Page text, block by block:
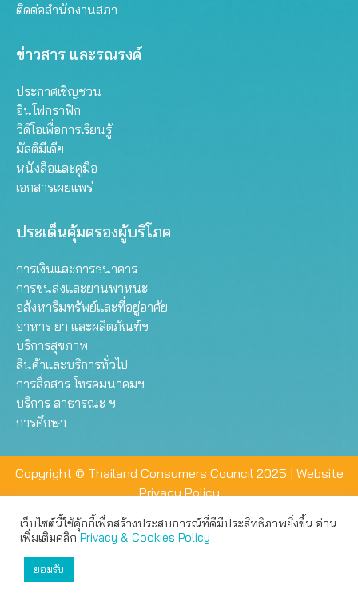
ติดต่อสำนักงานสภา
ข่าวสาร และรณรงค์
ประกาศเชิญชวน
อินโฟกราฟิก
วิดีโอเพื่อการเรียนรู้
มัลติมีเดีย
หนังสือและคู่มือ
เอกสารเผยแพร่
ประเด็นคุ้มครองผู้บริโภค
การเงินและการธนาคาร
การขนส่งและยานพาหนะ
อสังหาริมทรัพย์และที่อยู่อาศัย
อาหาร ยา และผลิตภัณฑ์ฯ
บริการสุขภาพ
สินค้าและบริการทั่วไป
การสื่อสาร โทรคมนาคมฯ
บริการ สาธารณะ ฯ
การศึกษา
Copyright © Thailand Consumers Council 2025 | Website
Privacy Policy
เว็บไซต์นี้ใช้คุ้กกี้เพื่อสร้างประสบการณ์ที่ดีมีประสิทธิภาพยิ่งขึ้น อ่าน
เพิ่มเติมคลิกPrivacy & Cookies Policy
ยอมรับ
เว็บไซต์นี้ใช้คุกกี้เพื่อมอบประสบการณ์การใช้งานที่ดีให้แก่ท่าน คุณ
สามารถเลือกตั้งค่าความเป็นส่วนตัวได้
ยอมรับทั้งหมด